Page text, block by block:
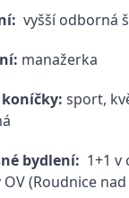
vyšší odborná
manažerka
sport,
bydlení: 1+1 v
(Roudnice